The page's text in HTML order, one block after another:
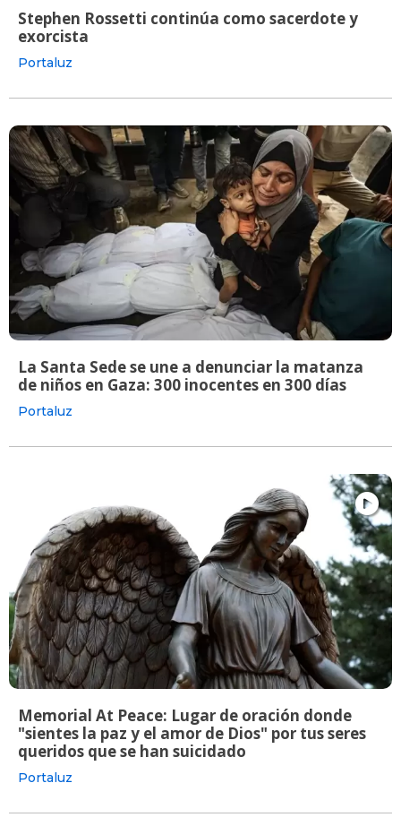
Stephen Rossetti continúa como sacerdote y
exorcista
Portaluz
La Santa Sede se une a denunciar la matanza
de niños en Gaza: 300 inocentes en 300 días
Portaluz
Memorial At Peace: Lugar de oración donde
"sientes la paz y el amor de Dios" por tus seres
queridos que se han suicidado
Portaluz